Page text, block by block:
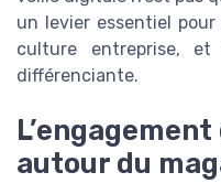
un levier essentiel
culture entreprise,
différenciante.
autour du